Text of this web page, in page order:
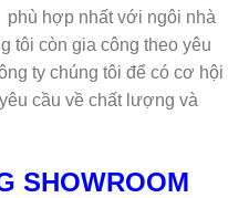
phù hợp nhất với ngôi nhà
tôi còn gia công theo yêu
ty chúng tôi để có cơ hội
cầu về chất lượng và
SHOWROOM